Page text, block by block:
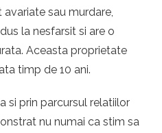
sau murdare,
la nesfarsit si are o
Aceasta proprietate
timp de 10 ani.
si prin parcursul relatiilor
nu numai ca stim sa